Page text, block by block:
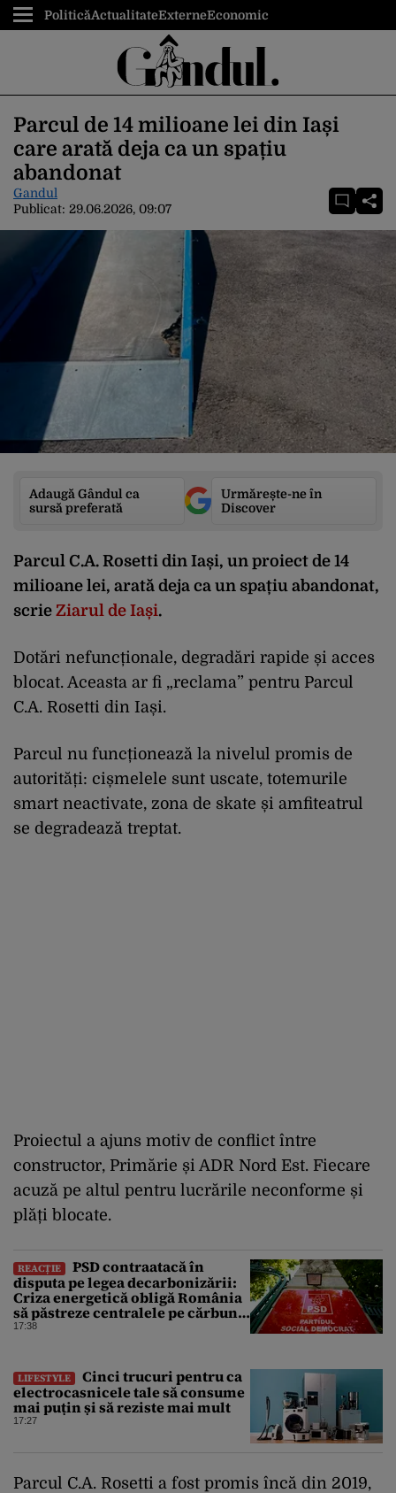
PoliticăActualitateExterneEconomic
Parcul de 14 milioane lei din Iași
care arată deja ca un spațiu
abandonat
Gandul
Publicat: 29.06.2026, 09:07
Adaugă Gândul ca
sursă preferată
Urmărește-ne în
Discover
Parcul C.A. Rosetti din Iași, un proiect de 14
milioane lei, arată deja ca un spațiu abandonat,
scrie Ziarul de Iași.
Dotări nefuncționale, degradări rapide și acces
blocat. Aceasta ar fi „reclama” pentru Parcul
C.A. Rosetti din Iași.
Parcul nu funcționează la nivelul promis de
autorități: cișmelele sunt uscate, totemurile
smart neactivate, zona de skate și amfiteatrul
se degradează treptat.
Proiectul a ajuns motiv de conflict între
constructor, Primărie și ADR Nord Est. Fiecare
acuză pe altul pentru lucrările neconforme și
plăți blocate.
REACȚIE
PSD contraatacă în
disputa pe legea decarbonizării:
Criza energetică obligă România
să păstreze centralele pe cărbune.
Bolojan, acuzat de duplicitate
17:38
LIFESTYLE
Cinci trucuri pentru ca
electrocasnicele tale să consume
mai puțin și să reziste mai mult
17:27
Parcul C.A. Rosetti a fost promis încă din 2019,